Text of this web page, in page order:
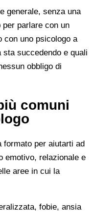
generale, senza una
parlare con un
con uno psicologo a
sta succedendo e quali
obbligo di
comuni
formato per aiutarti ad
emotivo, relazionale e
aree in cui la
fobie, ansia